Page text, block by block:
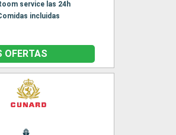
service las 24h
incluidas
OFERTAS